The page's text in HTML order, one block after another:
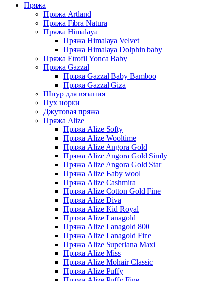
Пряжа
Пряжа Artland
Пряжа Fibra Natura
Пряжа Himalaya
Пряжа Himalaya Velvet
Пряжа Himalaya Dolphin baby
Пряжа Etrofil Yonca Baby
Пряжа Gazzal
Пряжа Gazzal Baby Bamboo
Пряжа Gazzal Giza
Шнур для вязания
Пух норки
Джутовая пряжа
Пряжа Alize
Пряжа Alize Softy
Пряжа Alize Wooltime
Пряжа Alize Angora Gold
Пряжа Alize Angora Gold Simly
Пряжа Alize Angora Gold Star
Пряжа Alize Baby wool
Пряжа Alize Cashmira
Пряжа Alize Cotton Gold Fine
Пряжа Alize Diva
Пряжа Alize Kid Royal
Пряжа Alize Lanagold
Пряжа Alize Lanagold 800
Пряжа Alize Lanagold Fine
Пряжа Alize Superlana Maxi
Пряжа Alize Miss
Пряжа Alize Mohair Classic
Пряжа Alize Puffy